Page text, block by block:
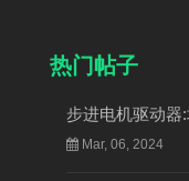
热门帖子
步进电机驱动器
Mar, 06, 2024